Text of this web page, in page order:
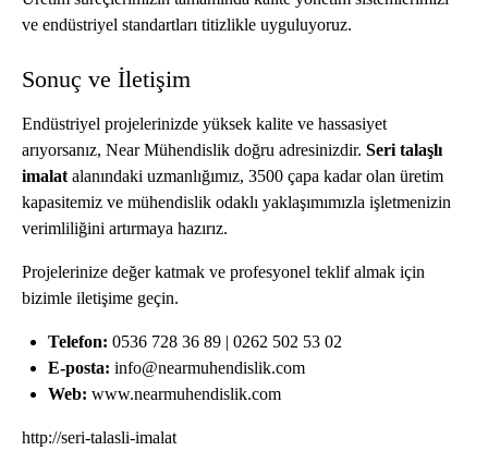
ve endüstriyel standartları titizlikle uyguluyoruz.
Sonuç ve İletişim
Endüstriyel projelerinizde yüksek kalite ve hassasiyet
arıyorsanız, Near Mühendislik doğru adresinizdir. Seri talaşlı
imalat alanındaki uzmanlığımız, 3500 çapa kadar olan üretim
kapasitemiz ve mühendislik odaklı yaklaşımımızla işletmenizin
verimliliğini artırmaya hazırız.
Projelerinize değer katmak ve profesyonel teklif almak için
bizimle iletişime geçin.
Telefon: 0536 728 36 89 | 0262 502 53 02
E-posta: info@nearmuhendislik.com
Web: www.nearmuhendislik.com
http://seri-talasli-imalat